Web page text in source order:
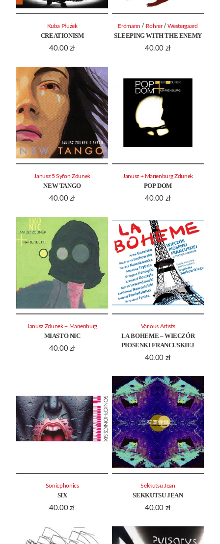
CREATIONISM
40.00 zł
Kuba Płużek
SLEEPING WITH THE ENEMY
40.00 zł
Erdmann / Rohrer /Westergaard
NEW TANGO
40.00 zł
Janusz 5 Syfon Zdunek
POP DOM
40.00 zł
Janusz + Marienburg Zdunek
MIASTO NIC
40.00 zł
Janusz Zdunek + Marienburg
LA BOHEME – WIECZÓR
PIOSENKI FRANCUSKIEJ
40.00 zł
Various Artists
SIX
40.00 zł
Sonicphonics
SEKKUTSU JEAN
40.00 zł
Sekkutsu Jean